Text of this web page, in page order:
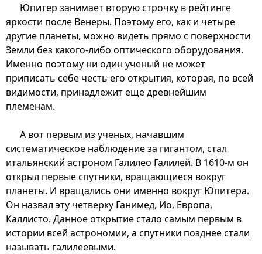
Юпитер занимает вторую строчку в рейтинге
яркости после Венеры. Поэтому его, как и четыре
другие планеты, можно видеть прямо с поверхности
Земли без какого-либо оптического оборудования.
Именно поэтому ни один ученый не может
приписать себе честь его открытия, которая, по всей
видимости, принадлежит еще древнейшим
племенам.
А вот первым из ученых, начавшим
систематическое наблюдение за гигантом, стал
итальянский астроном Галилео Галилей. В 1610-м он
открыл первые спутники, вращающиеся вокруг
планеты. И вращались они именно вокруг Юпитера.
Он назвал эту четверку Ганимед, Ио, Европа,
Каллисто. Данное открытие стало самым первым в
истории всей астрономии, а спутники позднее стали
называть галилеевыми.